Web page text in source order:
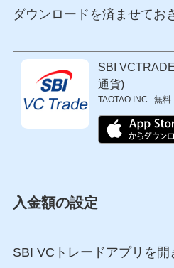
ダウンロードを済ませてお
SBI
通貨)
TAOTAO INC. 無料
入金額の設定
SBI VCトレードアプリを開